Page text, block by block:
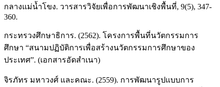
กลางแม่น้ำโขง. วารสารวิจัยเพื่อการพัฒนาเชิงพื้นที่, 9(5), 347-
360.
กระทรวงศึกษาธิการ. (2562). โครงการพื้นที่นวัตกรรมการ
ศึกษา “สนามปฏิบัติการเพื่อสร้างนวัตกรรมการศึกษาของ
ประเทศ”. (เอกสารอัดสำเนา)
จิรภัทร มหาวงศ์ และคณะ. (2559). การพัฒนารูปแบบการ